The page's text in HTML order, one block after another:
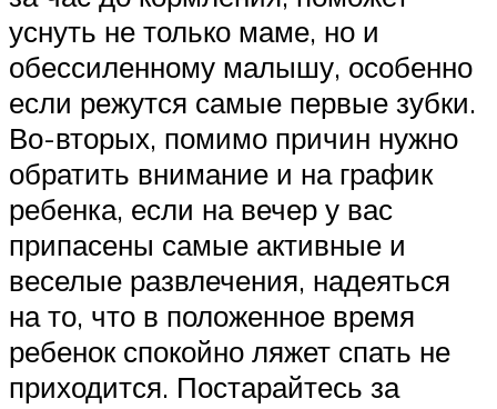
уснуть не только маме, но и
обессиленному малышу, особенно
если режутся самые первые зубки.
Во-вторых, помимо причин нужно
обратить внимание и на график
ребенка, если на вечер у вас
припасены самые активные и
веселые развлечения, надеяться
на то, что в положенное время
ребенок спокойно ляжет спать не
приходится. Постарайтесь за